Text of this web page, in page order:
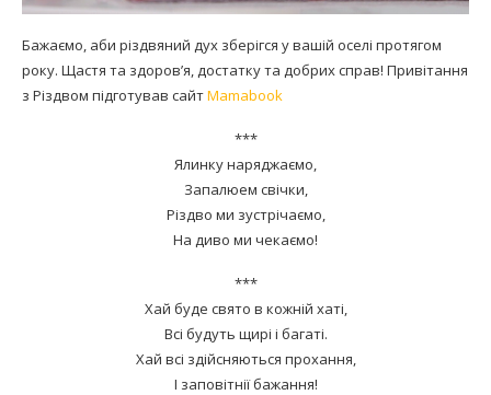
Бажаємо, аби різдвяний дух зберігся у вашій оселі протягом
року. Щастя та здоров’я, достатку та добрих справ! Привітання
з Різдвом підготував сайтMamabook
***
Ялинку наряджаємо,
Запалюем свічки,
Різдво ми зустрічаємо,
На диво ми чекаємо!
***
Хай буде свято в кожній хаті,
Всі будуть щирі і багаті.
Хай всі здійсняються прохання,
І заповітнії бажання!